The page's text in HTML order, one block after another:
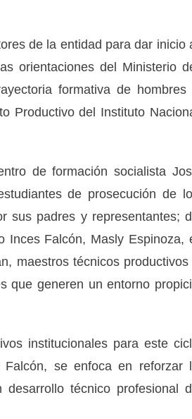
de la entidad para dar inicio
orientaciones del Ministerio
formativa de hombres
Productivo del Instituto
de formación socialista
de prosecución de
sus padres y representantes;
Falcón, Masly Espinoza,
maestros técnicos productivos
que generen un entorno
institucionales para este
se enfoca en reforzar
técnico profesional